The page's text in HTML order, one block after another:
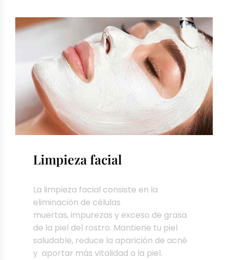
Limpieza facial
La limpieza facial consiste en la
eliminación de células
muertas, impurezas y exceso de grasa
de la piel del rostro. Mantiene tu piel
saludable, reduce la aparición de acné
y aportar más vitalidad a la piel.